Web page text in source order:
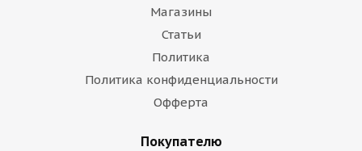
Магазины
Статьи
Политика
Политика конфиденциальности
Офферта
Покупателю